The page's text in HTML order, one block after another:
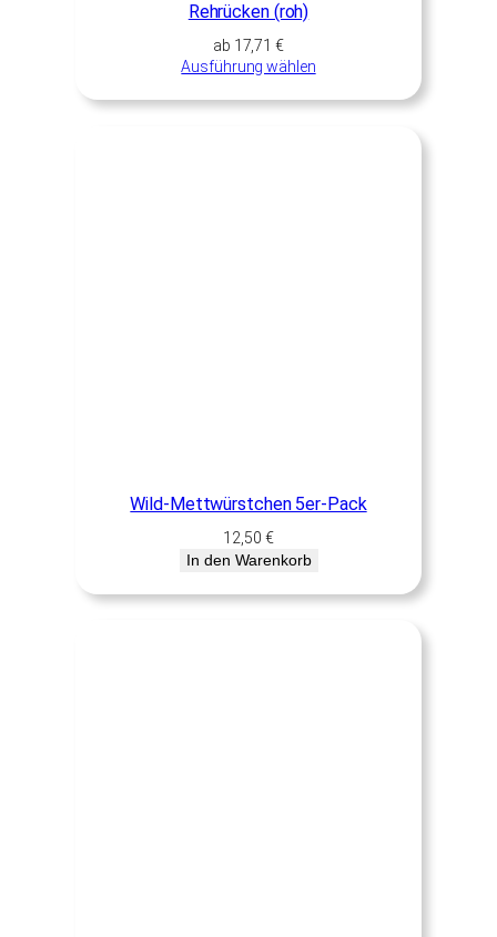
Rehrücken (roh)
ab 17,71€
Ausführung wählen
Wild-Mettwürstchen 5er-Pack
12,50 €
In den Warenkorb